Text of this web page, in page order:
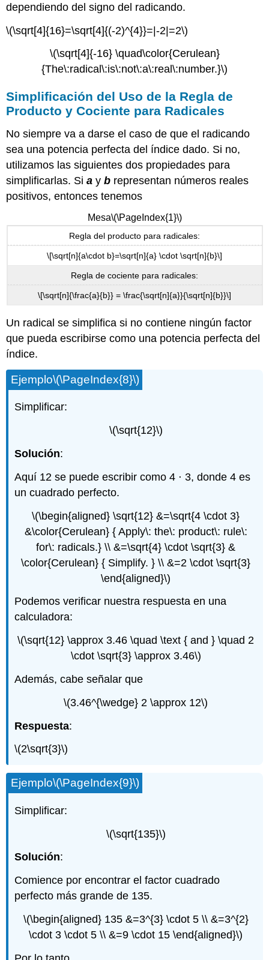
dependiendo del signo del radicando.
\(\sqrt[4]{16}=\sqrt[4]{(-2)^{4}}=|-2|=2\)
\(\sqrt[4]{-16} \quad\color{Cerulean}
{The\:radical\:is\:not\:a\:real\:number.}\)
Simplificación del Uso de la Regla de
Producto y Cociente para Radicales
No siempre va a darse el caso de que el radicando
sea una potencia perfecta del índice dado. Si no,
utilizamos las siguientes dos propiedades para
simplificarlas. Sia yb representan números reales
positivos, entonces tenemos
Regla del producto para radicales:
\[\sqrt[n]{a\cdot b}=\sqrt[n]{a} \cdot \sqrt[n]{b}\]
Regla de cociente para radicales:
\[\sqrt[n]{\frac{a}{b}} = \frac{\sqrt[n]{a}}{\sqrt[n]{b}}\]
Mesa\(\PageIndex{1}\)
Un radical se simplifica si no contiene ningún factor
que pueda escribirse como una potencia perfecta del
índice.
Ejemplo\(\PageIndex{8}\)
Simplificar:
\(\sqrt{12}\)
Solución:
Aquí 12 se puede escribir como 4 ⋅ 3, donde 4 es
un cuadrado perfecto.
\(\begin{aligned} \sqrt{12} &=\sqrt{4 \cdot 3}
&\color{Cerulean} { Apply\: the\: product\: rule\:
for\: radicals.} \\ &=\sqrt{4} \cdot \sqrt{3} &
\color{Cerulean} { Simplify. } \\ &=2 \cdot \sqrt{3}
\end{aligned}\)
Podemos verificar nuestra respuesta en una
calculadora:
\(\sqrt{12} \approx 3.46 \quad \text { and } \quad 2
\cdot \sqrt{3} \approx 3.46\)
Además, cabe señalar que
\(3.46^{\wedge} 2 \approx 12\)
Respuesta:
\(2\sqrt{3}\)
Ejemplo\(\PageIndex{9}\)
Simplificar:
\(\sqrt{135}\)
Solución:
Comience por encontrar el factor cuadrado
perfecto más grande de 135.
\(\begin{aligned} 135 &=3^{3} \cdot 5 \\ &=3^{2}
\cdot 3 \cdot 5 \\ &=9 \cdot 15 \end{aligned}\)